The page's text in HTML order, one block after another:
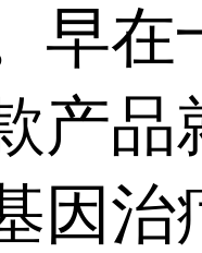
早在
产品
因治